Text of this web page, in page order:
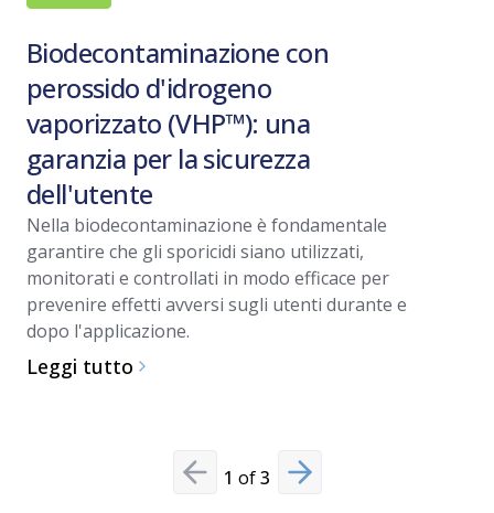
Biodecontaminazione con
perossido d'idrogeno
vaporizzato (VHP™): una
garanzia per la sicurezza
dell'utente
Nella biodecontaminazione è fondamentale
garantire che gli sporicidi siano utilizzati,
monitorati e controllati in modo efficace per
prevenire effetti avversi sugli utenti durante e
dopo l'applicazione.
Leggi tutto
Previous slide
1 of3 Next slide